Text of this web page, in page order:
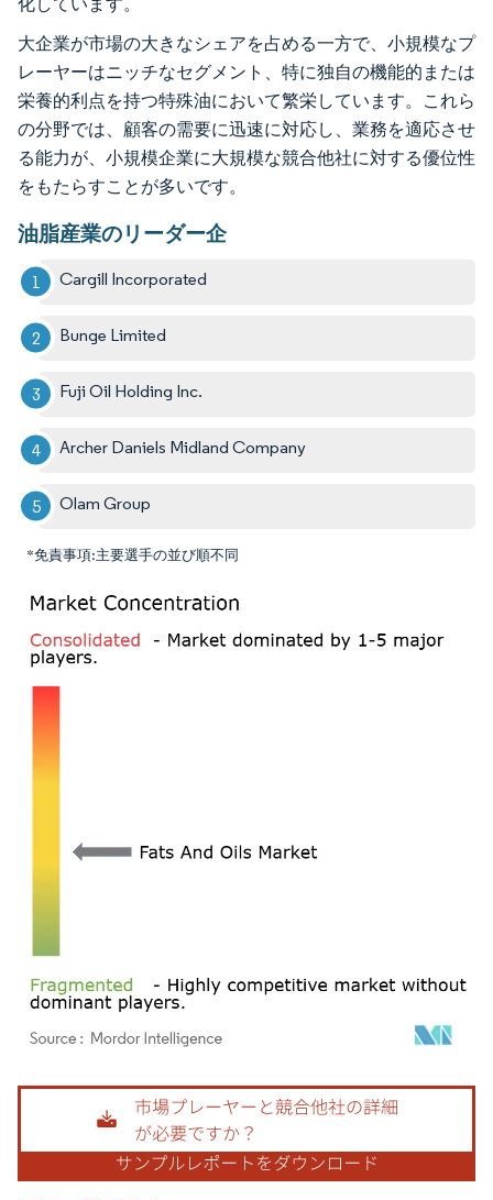
大企業が市場の大きなシェアを占める一方で、小規模なプ
レーヤーはニッチなセグメント、特に独自の機能的または
栄養的利点を持つ特殊油において繁栄しています。これら
の分野では、顧客の需要に迅速に対応し、業務を適応させ
る能力が、小規模企業に大規模な競合他社に対する優位性
をもたらすことが多いです。
油脂産業のリーダー企
Cargill Incorporated
Bunge Limited
Fuji Oil Holding Inc.
Archer Daniels Midland Company
Olam Group
*免責事項:主要選手の並び順不同
画像 © Mordor Intelligence。再利用にはCC BY 4.0の表示が必要です。